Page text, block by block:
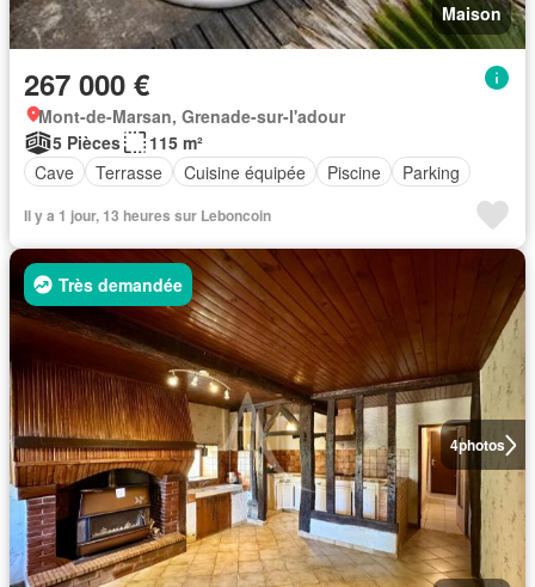
Maison
267 000 €
Mont-de-Marsan, Grenade-sur-l'adour
5 Pièces
115 m²
Cave
Terrasse Cuisine équipée Piscine Parking
Il y a 1 jour, 13 heures sur Leboncoin
4photos
Très demandée